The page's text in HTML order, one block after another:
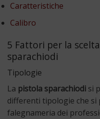
Caratteristiche
Calibro
5 Fattori per la
sparachiodi
Tipologie
La pistola sparachiodi si
differenti tipologie che
falegnameria dei